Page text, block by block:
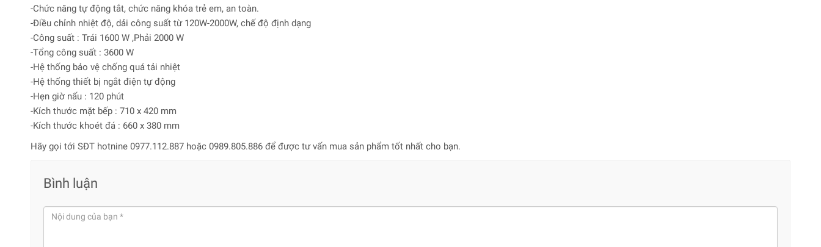
-Chức năng tự động tắt, chức năng khóa trẻ em, an toàn.
-Điều chỉnh nhiệt độ, dải công suất từ 120W-2000W, chế độ định dạng
-Công suất : Trái 1600 W ,Phải 2000 W
-Tổng công suất : 3600 W
-Hệ thống bảo vệ chống quá tải nhiệt
-Hệ thống thiết bị ngắt điện tự động
-Hẹn giờ nấu : 120 phút
-Kích thước mặt bếp : 710 x 420 mm
-Kích thước khoét đá : 660 x 380 mm
Hãy gọi tới SĐT hotnine 0977.112.887 hoặc 0989.805.886 để được tư vấn mua sản phẩm tốt nhất cho bạn.
Bình luận